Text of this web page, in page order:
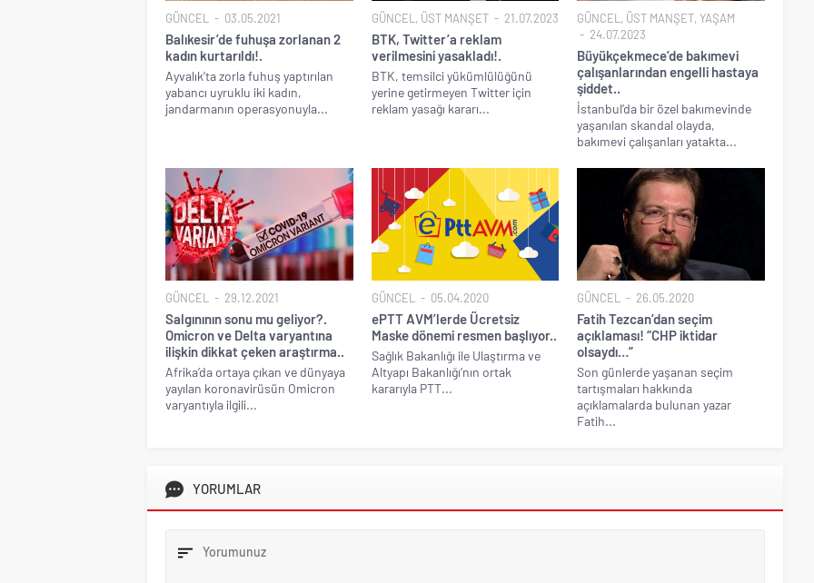
GÜNCEL 03.05.2021
Balıkesir’de fuhuşa zorlanan 2
kadın kurtarıldı!.
Ayvalık’ta zorla fuhuş yaptırılan
yabancı uyruklu iki kadın,
jandarmanın operasyonuyla...
GÜNCEL , ÜST MANŞET 21.07.2023
BTK, Twitter’a reklam
verilmesini yasakladı!.
BTK, temsilci yükümlülüğünü
yerine getirmeyen Twitter için
reklam yasağı kararı...
GÜNCEL , ÜST MANŞET,YAŞAM
24.07.2023
Büyükçekmece’de bakımevi
çalışanlarından engelli hastaya
şiddet..
İstanbul’da bir özel bakımevinde
yaşanılan skandal olayda,
bakımevi çalışanları yatakta...
GÜNCEL 29.12.2021
Salgınının sonu mu geliyor?.
Omicron ve Delta varyantına
ilişkin dikkat çeken araştırma..
Afrika’da ortaya çıkan ve dünyaya
yayılan koronavirüsün Omicron
varyantıyla ilgili...
GÜNCEL 05.04.2020
ePTT AVM’lerde Ücretsiz
Maske dönemi resmen başlıyor..
Sağlık Bakanlığı ile Ulaştırma ve
Altyapı Bakanlığı’nın ortak
kararıyla PTT...
GÜNCEL 26.05.2020
Fatih Tezcan’dan seçim
açıklaması! “CHP iktidar
olsaydı…”
Son günlerde yaşanan seçim
tartışmaları hakkında
açıklamalarda bulunan yazar
Fatih...
YORUMLAR